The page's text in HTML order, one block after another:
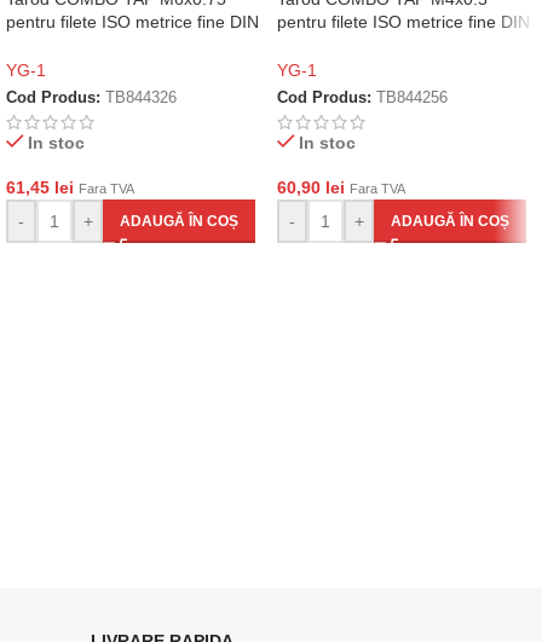
pentru filete ISO metrice fine DIN
YG-1
Cod Produs: TB844326
In stoc
61,45 lei Fara TVA
- + ADAUGĂ ÎN COȘ
pentru filete ISO metrice fine DIN
YG-1
Cod Produs: TB844256
In stoc
60,90 lei Fara TVA
- + ADAUGĂ ÎN COȘ